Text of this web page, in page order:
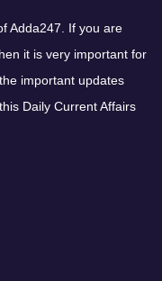
Adda247. If you are
it is very important for
important updates
Daily Current Affairs